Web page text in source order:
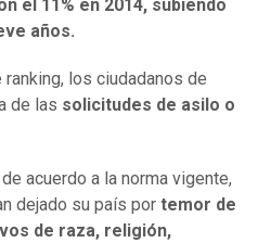
el 11% en 2014, subiendo
años.
los ciudadanos de
de las solicitudes de asilo o
acuerdo a la norma vigente,
dejado su país por temor de
de raza, religión,